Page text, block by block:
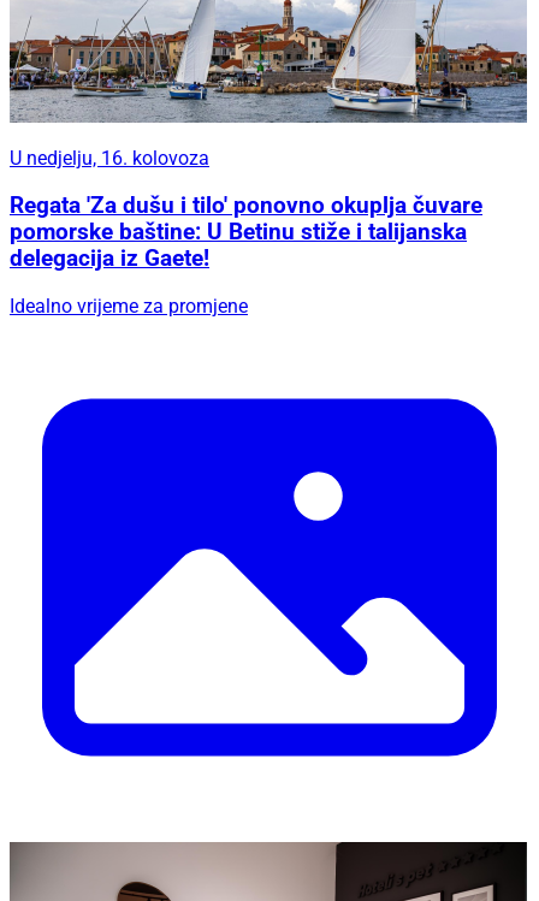
U nedjelju, 16. kolovoza
Regata 'Za dušu i tilo' ponovno okuplja čuvare
pomorske baštine: U Betinu stiže i talijanska
delegacija iz Gaete!
Idealno vrijeme za promjene